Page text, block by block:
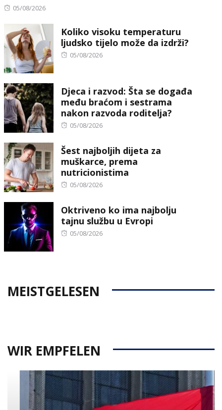
Posted
05/08/2026
Koliko visoku temperaturu
ljudsko tijelo može da izdrži?
Posted
05/08/2026
Djeca i razvod: Šta se događa
među braćom i sestrama
nakon razvoda roditelja?
Posted
05/08/2026
Šest najboljih dijeta za
muškarce, prema
nutricionistima
Posted
05/08/2026
Oktriveno ko ima najbolju
tajnu službu u Evropi
Posted
05/08/2026
MEISTGELESEN
WIR EMPFELEN